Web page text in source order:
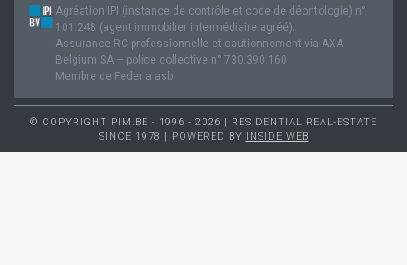
Agréation IPI (instance de contrôle et code de déontologie) n°
101.248 (agent immobilier intermédiaire agréé).
Assurance RC professionnelle et cautionnement via AXA
Belgium SA – police collective n° 730.390.160
Membre de Federia asbl
© COPYRIGHT PIM.BE - 1996 - 2026 | RESIDENTIAL REAL-ESTATE
SINCE 1978 | POWERED BY INSIDE WEB